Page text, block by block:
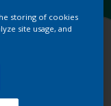
storing of cookies
site usage, and